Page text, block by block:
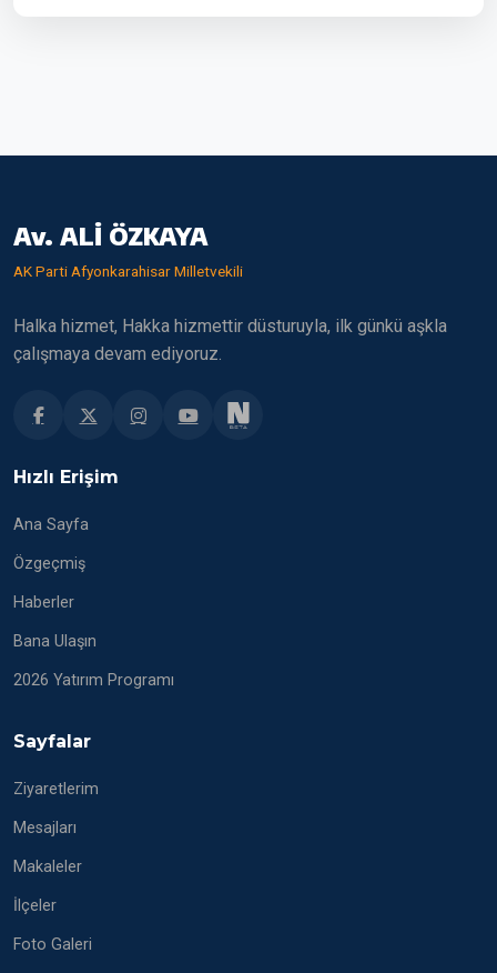
Av. ALİ ÖZKAYA
AK Parti Afyonkarahisar Milletvekili
Halka hizmet, Hakka hizmettir düsturuyla, ilk günkü aşkla
çalışmaya devam ediyoruz.
Hızlı Erişim
Ana Sayfa
Özgeçmiş
Haberler
Bana Ulaşın
2026 Yatırım Programı
Sayfalar
Ziyaretlerim
Mesajları
Makaleler
İlçeler
Foto Galeri